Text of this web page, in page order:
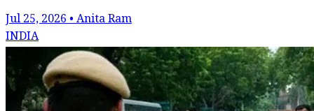
Jul 25, 2026 • Anita Ram
INDIA